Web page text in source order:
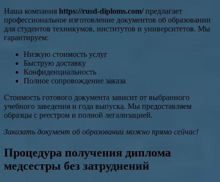
Наша компания https://rusd-diploms.com/предлагает
профессиональное изготовление документов об образовании
для студентов техникумов, институтов и университетов. Мы
гарантируем:
Низкую стоимость услуг
Быструю доставку
Конфиденциальность
Полное сопровождение заказа
Стоимость готового документа зависит от выбранного
учебного заведения и года выпуска. Мы предоставляем
образцы с реестром и полной легализацией.
Заказать документ об образовании можно прямо сейчас!
Процедура получения диплома
медсестры без затруднений